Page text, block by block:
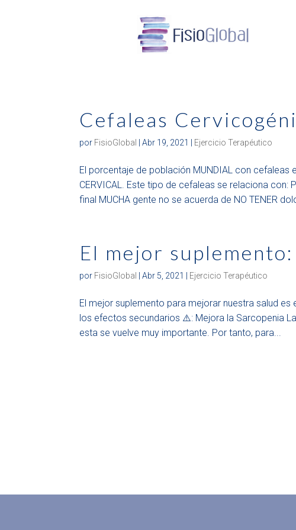
Cefaleas
por FisioGlobal |Abr 19, 2021 Ejercicio Terapéutico
El porcentaje de población MUNDIAL con cefaleas
CERVICAL. Este tipo de cefaleas se relaciona
final MUCHA gente no se acuerda de NO TENER
El mejor
por FisioGlobal |Abr 5, 2021 Ejercicio Terapéutico
El mejor suplemento para mejorar nuestra salud
los efectos secundarios ⚠️: Mejora la Sarcopenia
esta se vuelve muy importante. Por tanto, para...